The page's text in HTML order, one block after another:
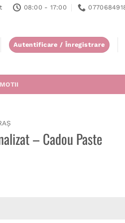
08:00 - 17:00
Autentificare / Înregistrare
– Cadou Paste